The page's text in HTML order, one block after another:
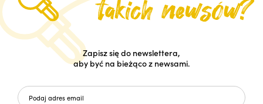
Zapisz się do newslettera,
aby być na bieżąco z newsami.